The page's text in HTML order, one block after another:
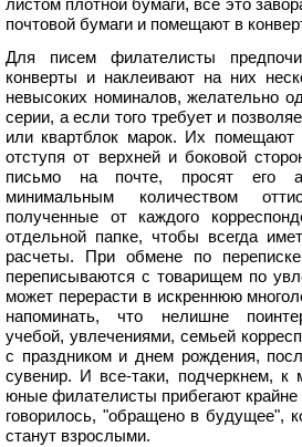
листом плотной бумаги, все это
почтовой бумаги и помещают в
Для писем филателисты
конверты и наклеивают на них
невысоких номиналов, желательно
серии, а если того требует и
или квартблок марок. Их помещают
отступя от верхней и боковой
письмо на почте, просят его
минимальным количеством
полученные от каждого
отдельной папке, чтобы всегда
расчеты. При обмене по
переписываются с товарищем по
может перерасти в искреннюю
напоминать, что нелишне
учебой, увлечениями, семьей
с праздником и днем рождения,
сувенир. И все-таки, подчеркнем, к
юные филателисты прибегают крайне
говорилось, "обращено в будущее",
станут взрослыми.